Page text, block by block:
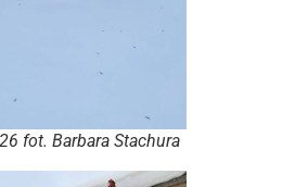
fot. Barbara Stachura